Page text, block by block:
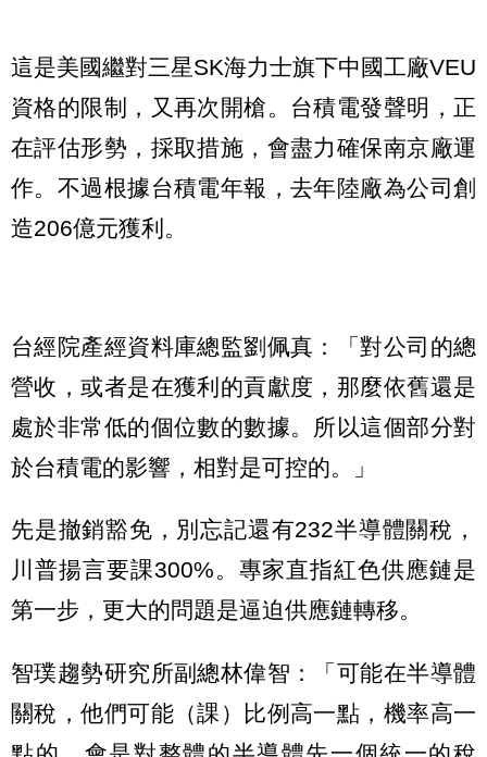
這是美國繼對三星SK海力士旗下中國工廠VEU
資格的限制，又再次開槍。台積電發聲明，正
在評估形勢，採取措施，會盡力確保南京廠運
作。不過根據台積電年報，去年陸廠為公司創
造206億元獲利。
台經院產經資料庫總監劉佩真：「對公司的總
營收，或者是在獲利的貢獻度，那麼依舊還是
處於非常低的個位數的數據。所以這個部分對
於台積電的影響，相對是可控的。」
先是撤銷豁免，別忘記還有232半導體關稅，
川普揚言要課300%。專家直指紅色供應鏈是
第一步，更大的問題是逼迫供應鏈轉移。
智璞趨勢研究所副總林偉智：「可能在半導體
關稅，他們可能（課）比例高一點，機率高一